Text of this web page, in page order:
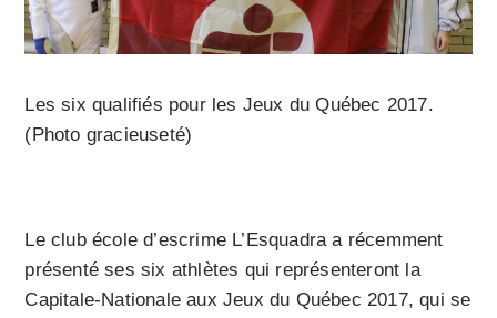
Les six qualifiés pour les Jeux du Québec 2017.
(Photo gracieuseté)
Le club école d’escrime L’Esquadra a récemment
présenté ses six athlètes qui représenteront la
Capitale-Nationale aux Jeux du Québec 2017, qui se